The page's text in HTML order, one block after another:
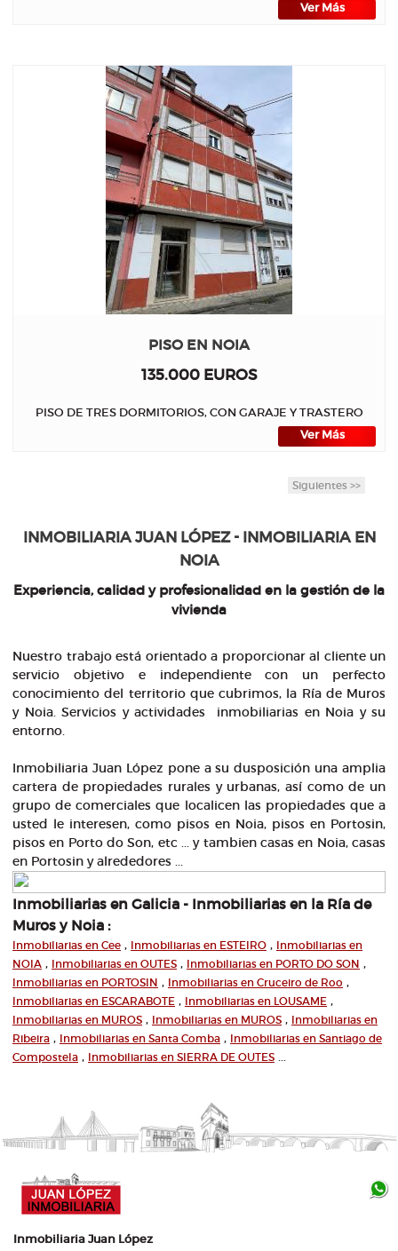
Ver Más
PISO EN NOIA
135.000 EUROS
PISO DE TRES DORMITORIOS, CON GARAJE Y TRASTERO
Ver Más
Siguientes >>
INMOBILIARIA JUAN LÓPEZ - INMOBILIARIA EN
NOIA
Experiencia, calidad y profesionalidad en la gestión de la
vivienda
Nuestro trabajo está orientado a proporcionar al cliente un
servicio objetivo e independiente con un perfecto
conocimiento del territorio que cubrimos, la Ría de Muros
y Noia. Servicios y actividades inmobiliarias en Noia y su
entorno.
Inmobiliaria Juan López pone a su dusposición una amplia
cartera de propiedades rurales y urbanas, así como de un
grupo de comerciales que localicen las propiedades que a
usted le interesen, como pisos en Noia, pisos en Portosin,
pisos en Porto do Son, etc ... y tambien casas en Noia, casas
en Portosin y alrededores ...
Inmobiliarias en Galicia - Inmobiliarias en la Ría de
Muros y Noia :
Inmobiliarias en Cee , Inmobiliarias en ESTEIRO , Inmobiliarias en
NOIA , Inmobiliarias en OUTES , Inmobiliarias en PORTO DO SON ,
Inmobiliarias en PORTOSIN , Inmobiliarias en Cruceiro de Roo ,
Inmobiliarias en ESCARABOTE , Inmobiliarias en LOUSAME ,
Inmobiliarias en MUROS , Inmobiliarias en MUROS , Inmobiliarias en
Ribeira , Inmobiliarias en Santa Comba , Inmobiliarias en Santiago de
Compostela , Inmobiliarias en SIERRA DE OUTES ...
Inmobiliaria Juan López